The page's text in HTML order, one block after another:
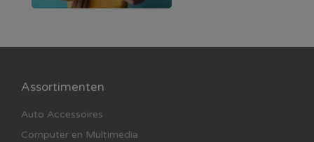
Assortimenten
Auto Accessoires
Computer en Multimedia